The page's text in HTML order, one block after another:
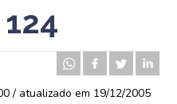
/ atualizado em 19/12/2005